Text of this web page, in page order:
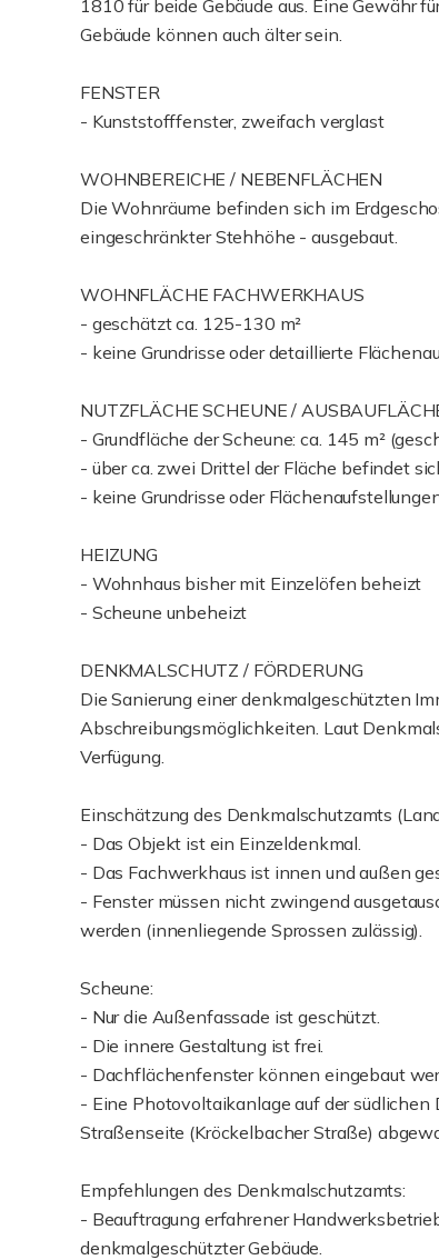
1810 für beide Gebäude aus. Eine Gewähr
Gebäude können auch älter sein.
FENSTER
- Kunststofffenster, zweifach verglast
WOHNBEREICHE / NEBENFLÄCHEN
Die Wohnräume befinden sich im
eingeschränkter Stehhöhe - ausgebaut.
WOHNFLÄCHE FACHWERKHAUS
- geschätzt ca. 125-130 m²
- keine Grundrisse oder detaillierte
NUTZFLÄCHE SCHEUNE /
- Grundfläche der Scheune: ca. 145 m²
- über ca. zwei Drittel der Fläche befindet
- keine Grundrisse oder
HEIZUNG
- Wohnhaus bisher mit Einzelöfen beheizt
- Scheune unbeheizt
DENKMALSCHUTZ / FÖRDERUNG
Die Sanierung einer denkmalgeschützten
Abschreibungsmöglichkeiten. Laut
Verfügung.
Einschätzung des Denkmalschutzamts
- Das Objekt ist ein Einzeldenkmal.
- Das Fachwerkhaus ist innen und außen
- Fenster müssen nicht zwingend
werden (innenliegende Sprossen zulässig).
Scheune:
- Nur die Außenfassade ist geschützt.
- Die innere Gestaltung ist frei.
- Dachflächenfenster können eingebaut
- Eine Photovoltaikanlage auf der
Straßenseite (Kröckelbacher Straße)
Empfehlungen des Denkmalschutzamts:
- Beauftragung erfahrener
denkmalgeschützter Gebäude.